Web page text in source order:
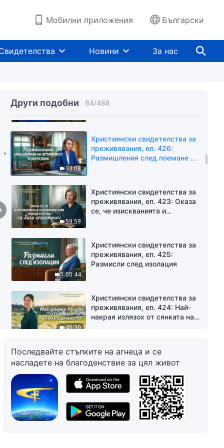
Мобилни приложения Български
Новини За нас
Други подобни 84/488
47:53
преживявания, еп. 429: Когато
не можех да бъда до баща си,
за да го почета
34:51
се криеше зад маската
33:08
Християнски свидетелства за
преживявания, еп. 426:
Размишления след поемане на
59:59
Християнски свидетелства за
преживявания, еп. 423: Оказа
се, че изискванията и
1:05:44
Християнски свидетелства за
преживявания, еп. 425:
Размисли след изолация
45:30
Християнски свидетелства за
преживявания, еп. 424: Най-
накрая излязох от сянката на
49:02
Християнски свидетелства за
преживявания, еп. 422: Когато
чух новината, че майка ми е в
критично състояние
Християнски свидетелства за
преживявания, еп. 421:
Изборът на един търговски
Последвайте стъпките на агнеца и се
насладете на благоденствие за цял живот